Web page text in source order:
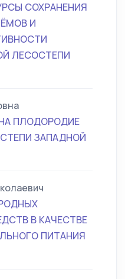
СОХРАНЕНИЯ
И
ЛЕСОСТЕПИ
ПЛОДОРОДИЕ
ЗАПАДНОЙ
В КАЧЕСТВЕ
ПИТАНИЯ